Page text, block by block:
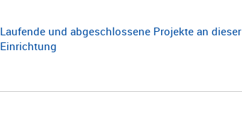
Laufende und abgeschlossene Projekte an dieser
Einrichtung